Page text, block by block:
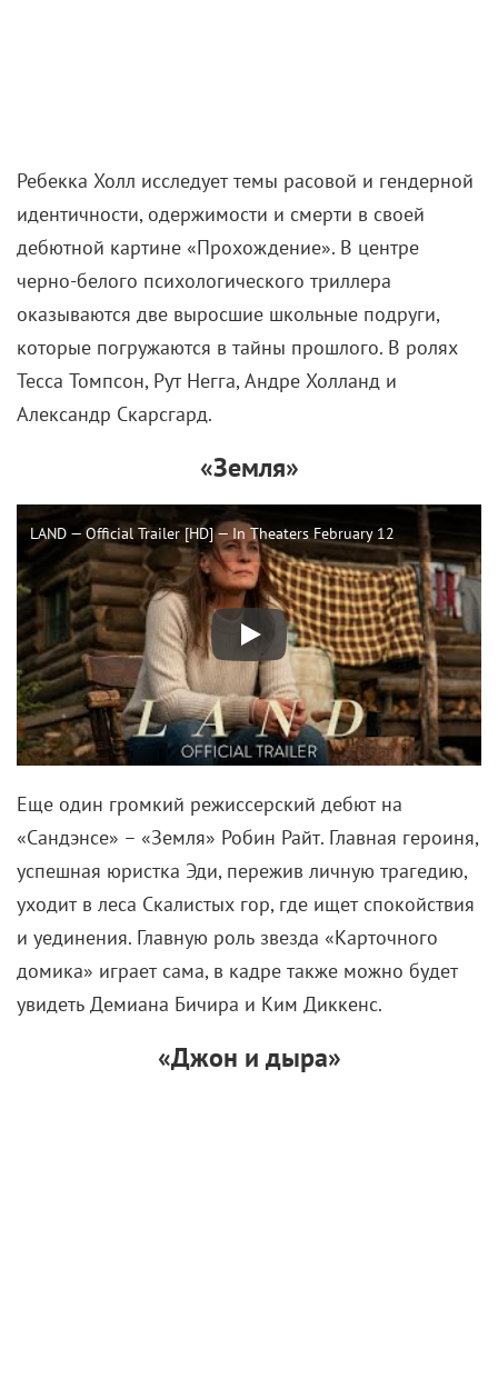
Ребекка Холл исследует темы расовой и гендерной
идентичности, одержимости и смерти в своей
дебютной картине «Прохождение». В центре
черно-белого психологического триллера
оказываются две выросшие школьные подруги,
которые погружаются в тайны прошлого. В ролях
Тесса Томпсон, Рут Негга, Андре Холланд и
Александр Скарсгард.
«Земля»
LAND — Official Trailer [HD] — In Theaters February 12
Еще один громкий режиссерский дебют на
«Сандэнсе» – «Земля» Робин Райт. Главная героиня,
успешная юристка Эди, пережив личную трагедию,
уходит в леса Скалистых гор, где ищет спокойствия
и уединения. Главную роль звезда «Карточного
домика» играет сама, в кадре также можно будет
увидеть Демиана Бичира и Ким Диккенс.
«Джон и дыра»